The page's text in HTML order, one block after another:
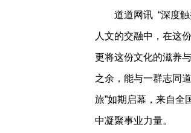
道道网讯 “深度
人文的交融中，在这
更将这份文化的滋养
之余，能与一群志同
旅”如期启幕，来自全
中凝聚事业力量。